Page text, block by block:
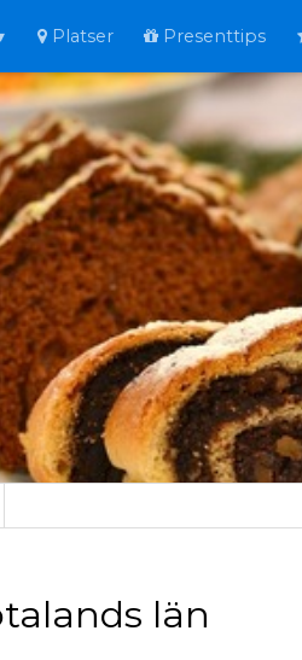
Platser Presenttips
län